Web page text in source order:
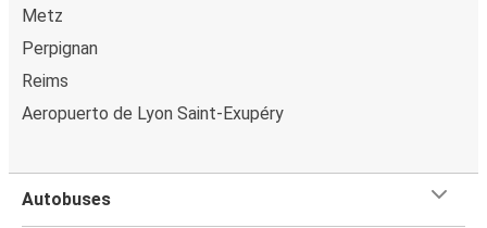
Metz
Perpignan
Reims
Aeropuerto de Lyon Saint-Exupéry
Autobuses